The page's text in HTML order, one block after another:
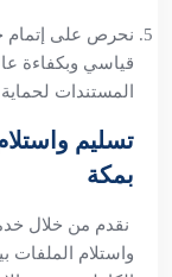
نحرص على إتمام
قياسي وبكفاءة
المستندات
تسليم
بمكة
نقدم من خلال
واستلام الملفات